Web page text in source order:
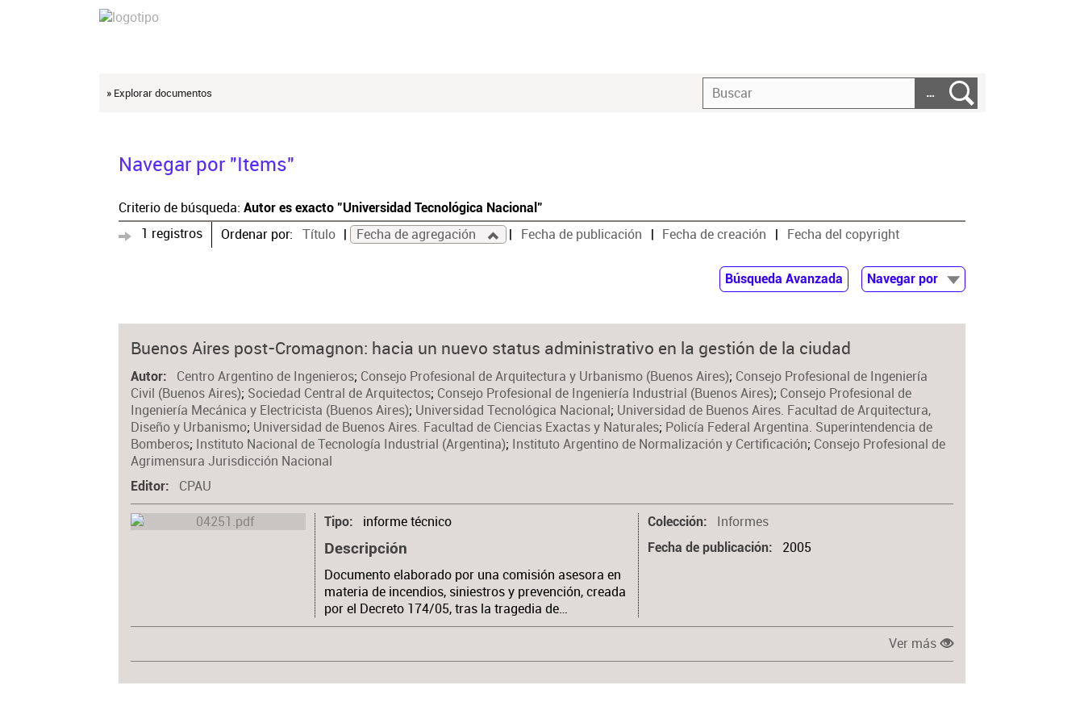
» Explorar documentos …
Navegar por "Items"
Criterio de búsqueda: Autor es exacto "Universidad Tecnológica Nacional"
1 registros Ordenar por: Título Fecha de agregación Fecha de publicación Fecha de creación Fecha del copyright
Búsqueda Avanzada
Navegar por
Materia
Buenos Aires post-Cromagnon: hacia un nuevo status administrativo en la gestión de la ciudad
Autor Centro Argentino de Ingenieros; Consejo Profesional de Arquitectura y Urbanismo (Buenos Aires); Consejo Profesional de Ingeniería
Civil (Buenos Aires); Sociedad Central de Arquitectos; Consejo Profesional de Ingeniería Industrial (Buenos Aires); Consejo Profesional de
Ingeniería Mecánica y Electricista (Buenos Aires); Universidad Tecnológica Nacional; Universidad de Buenos Aires. Facultad de Arquitectura,
Diseño y Urbanismo; Universidad de Buenos Aires. Facultad de Ciencias Exactas y Naturales; Policía Federal Argentina. Superintendencia de
Bomberos; Instituto Nacional de Tecnología Industrial (Argentina); Instituto Argentino de Normalización y Certificación; Consejo Profesional de
Agrimensura Jurisdicción Nacional
Editor CPAU
Tipo informe técnico
Descripción
Documento elaborado por una comisión asesora en
materia de incendios, siniestros y prevención, creada
por el Decreto 174/05, tras la tragedia de…
Colección Informes
Fecha de publicación 2005
Ver más